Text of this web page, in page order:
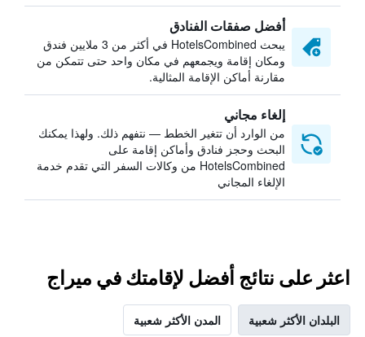
أفضل صفقات الفنادق
يبحث HotelsCombined في أكثر من 3 ملايين فندق
ومكان إقامة ويجمعهم في مكان واحد حتى تتمكن من
مقارنة أماكن الإقامة المثالية.
إلغاء مجاني
من الوارد أن تتغير الخطط — نتفهم ذلك. ولهذا يمكنك
البحث وحجز فنادق وأماكن إقامة على
HotelsCombined من وكالات السفر التي تقدم خدمة
الإلغاء المجاني
اعثر على نتائج أفضل لإقامتك في ميراج
البلدان الأكثر شعبية المدن الأكثر شعبية